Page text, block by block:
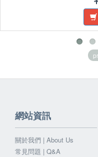
網站資訊
關於我們 | About Us
常見問題 | Q&A